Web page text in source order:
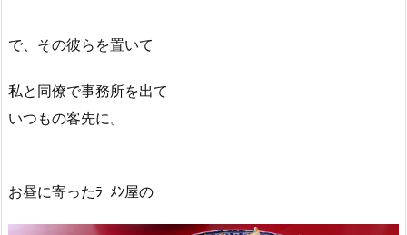
で、その彼らを置いて
私と同僚で事務所を出て
いつもの客先に。
お昼に寄ったﾗｰﾒﾝ屋の